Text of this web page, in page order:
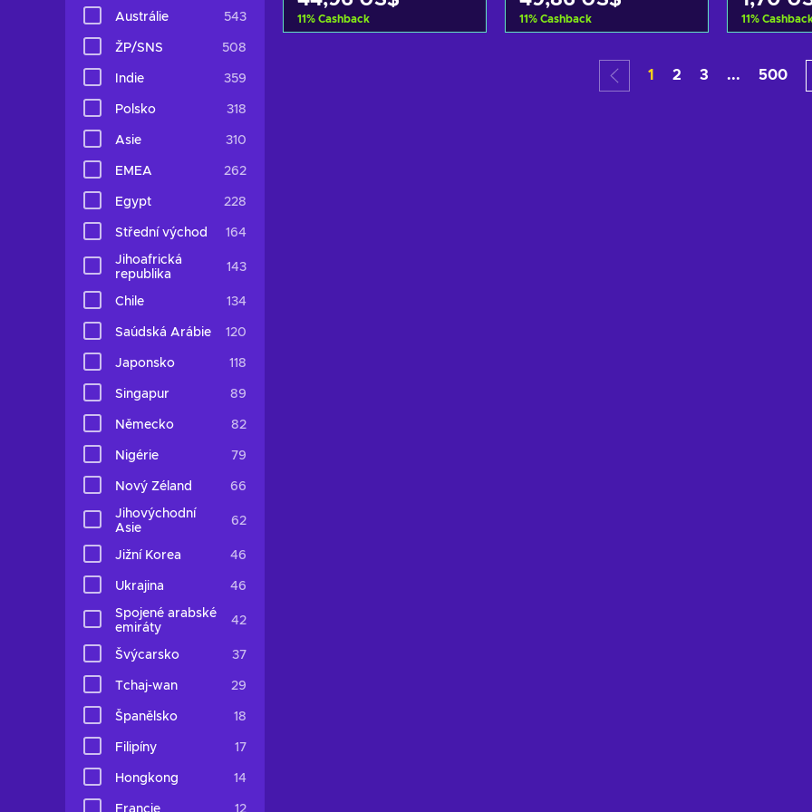
Austrálie 543
ŽP/SNS 508
Indie 359
Polsko 318
Asie 310
EMEA 262
Egypt 228
Střední východ 164
Jihoafrická
republika
143
Chile 134
Saúdská Arábie 120
Japonsko 118
Singapur 89
Německo 82
Nigérie 79
Nový Zéland 66
Jihovýchodní
Asie
62
Jižní Korea 46
Ukrajina 46
Spojené arabské
emiráty
42
Švýcarsko 37
Tchaj-wan 29
Španělsko 18
Filipíny 17
Hongkong 14
Francie 12
11% Cashback 11% Cashback
Přidat do košíku
Zobrazit nabídky
11%
1 2 3 ... 500